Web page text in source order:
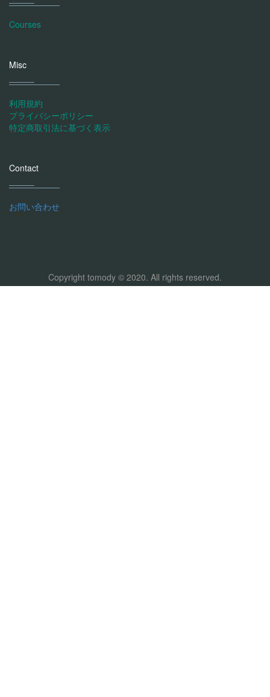
Courses
Misc
利用規約
プライバシーポリシー
特定商取引法に基づく表示
Contact
お問い合わせ
Copyright tomody © 2020. All rights reserved.